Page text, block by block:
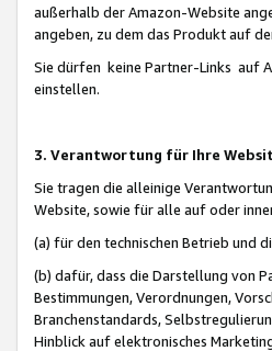
außerhalb der Amazon-Website
angeben, zu dem das Produkt auf
Sie dürfen keine Partner-Links auf
einstellen.
3. Verantwortung für Ihre
Sie tragen die alleinige
Website, sowie für alle auf oder
(a) für den technischen Betrieb und
(b) dafür, dass die Darstellung von
Bestimmungen, Verordnungen,
Branchenstandards,
Hinblick auf elektronisches